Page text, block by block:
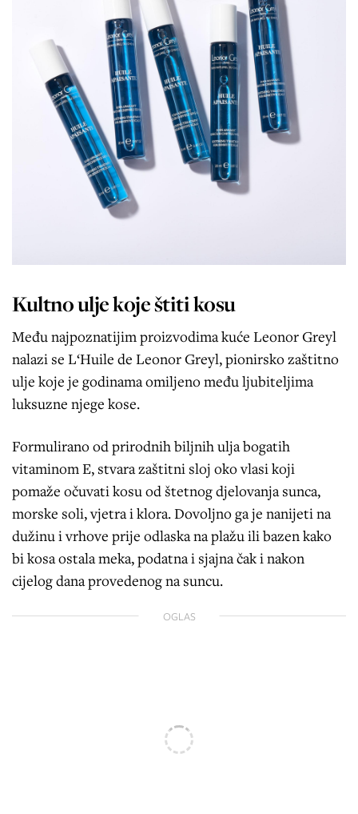
Kultno ulje koje štiti kosu
Među najpoznatijim proizvodima kuće Leonor Greyl
nalazi se L‘Huile de Leonor Greyl, pionirsko zaštitno
ulje koje je godinama omiljeno među ljubiteljima
luksuzne njege kose.
Formulirano od prirodnih biljnih ulja bogatih
vitaminom E, stvara zaštitni sloj oko vlasi koji
pomaže očuvati kosu od štetnog djelovanja sunca,
morske soli, vjetra i klora. Dovoljno ga je nanijeti na
dužinu i vrhove prije odlaska na plažu ili bazen kako
bi kosa ostala meka, podatna i sjajna čak i nakon
cijelog dana provedenog na suncu.
OGLAS